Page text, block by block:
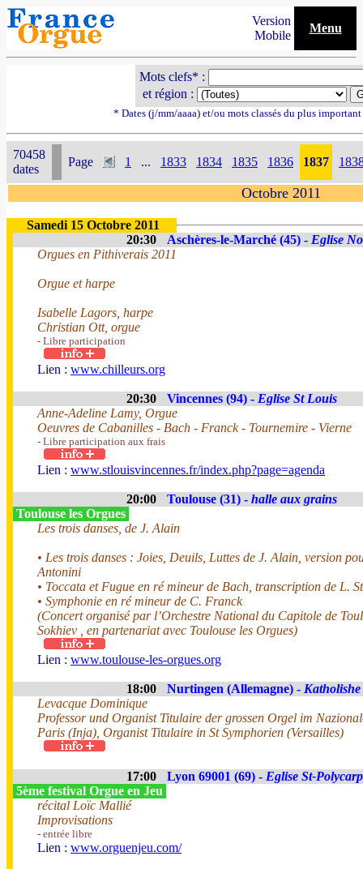
Version
Mobile
Menu
Mots clefs* :
et région :
* Dates (j/mm/aaaa) et/ou mots classés du plus
70458
dates
Page 1 ... 1833 1834 1835 1836 1837
Octobre 2011
Samedi 15 Octobre 2011
20:30
Aschères-le-Marché (45) - Eglise
Orgues en Pithiverais 2011
Orgue et harpe
Isabelle Lagors, harpe
Christian Ott, orgue
- Libre participation
Lien : www.chilleurs.org
20:30 Vincennes (94) - Eglise St Louis
Anne-Adeline Lamy, Orgue
Oeuvres de Cabanilles - Bach - Franck - Tournemire - Vierne
- Libre participation aux frais
Lien : www.stlouisvincennes.fr/index.php?page=agenda
20:00 Toulouse (31) - halle aux grains
Toulouse les Orgues
Les trois danses, de J. Alain
• Les trois danses : Joies, Deuils, Luttes de J. Alain, version
Antonini
• Toccata et Fugue en ré mineur de Bach, transcription de L.
• Symphonie en ré mineur de C. Franck
(Concert organisé par l’Orchestre National du Capitole de
Sokhiev , en partenariat avec Toulouse les Orgues)
Lien : www.toulouse-les-orgues.org
18:00 Nurtingen (Allemagne) -
Levacque Dominique
Professor und Organist Titulaire der grossen Orgel im
Paris (Inja), Organist Titulaire in St Symphorien (Versailles)
17:00 Lyon 69001 (69) - Eglise St-
5ème festival Orgue en Jeu
récital Loïc Mallié
Improvisations
- entrée libre
Lien : www.orguenjeu.com/